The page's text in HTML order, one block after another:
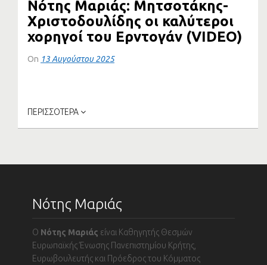
Νότης Μαριάς: Μητσοτάκης-
Χριστοδουλίδης οι καλύτεροι
χορηγοί του Ερντογάν (VIDEO)
On 13 Αυγούστου 2025
ΠΕΡΙΣΣΟΤΕΡΑ
Νότης Μαριάς
Ο Νότης Μαριάς είναι Καθηγητής Θεσμών
Ευρωπαϊκής Ένωσης Πανεπιστημίου Κρήτης,
Ευρωβουλευτής και Πρόεδρος του Κόμματος